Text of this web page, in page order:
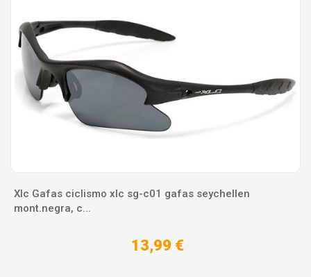
Xlc Gafas ciclismo xlc sg-c01 gafas seychellen
mont.negra, c...
13,99 €